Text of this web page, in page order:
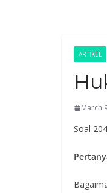
ARTIKEL
March
Soal